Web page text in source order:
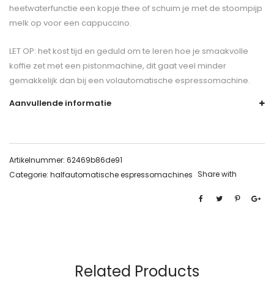
heetwaterfunctie een kopje thee of schuim je met de stoompijp
melk op voor een cappuccino.
LET OP: het kost tijd en geduld om te leren hoe je smaakvolle
koffie zet met een pistonmachine, dit gaat veel minder
gemakkelijk dan bij een volautomatische espressomachine.
Aanvullende informatie
Artikelnummer: 62469b86de91
Categorie: halfautomatische espressomachines Share with
Related Products